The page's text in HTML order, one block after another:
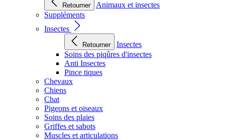
Retourner
Animaux et insectes
Suppléments
Insectes
Retourner
Insectes
Soins des piqûres d'insectes
Anti Insectes
Pince tiques
Chevaux
Chiens
Chat
Pigeons et oiseaux
Soins des plaies
Griffes et sabots
Muscles et articulations